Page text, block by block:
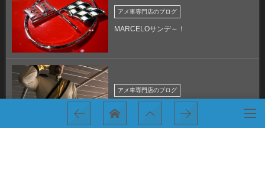
アメ車専門店のブログ
MARCELOサンデ～！
アメ車専門店のブログ
原点、、